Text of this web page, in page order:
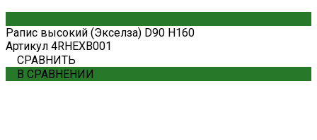
Рапис высокий (Экселза) D90 H160
Артикул 4RHEXB001
СРАВНИТЬ
В СРАВНЕНИИ